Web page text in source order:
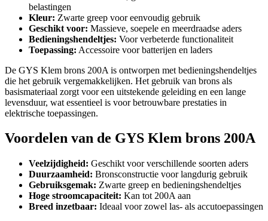
belastingen
Kleur: Zwarte greep voor eenvoudig gebruik
Geschikt voor: Massieve, soepele en meerdraadse aders
Bedieningshendeltjes: Voor verbeterde functionaliteit
Toepassing: Accessoire voor batterijen en laders
De GYS Klem brons 200A is ontworpen met bedieningshendeltjes
die het gebruik vergemakkelijken. Het gebruik van brons als
basismateriaal zorgt voor een uitstekende geleiding en een lange
levensduur, wat essentieel is voor betrouwbare prestaties in
elektrische toepassingen.
Voordelen van de GYS Klem brons 200A
Veelzijdigheid: Geschikt voor verschillende soorten aders
Duurzaamheid: Bronsconstructie voor langdurig gebruik
Gebruiksgemak: Zwarte greep en bedieningshendeltjes
Hoge stroomcapaciteit: Kan tot 200A aan
Breed inzetbaar: Ideaal voor zowel las- als accutoepassingen